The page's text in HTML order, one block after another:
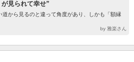
見られて幸せ”
道から見るのと違って角度があり、しかも「額縁
by 雅楽さん